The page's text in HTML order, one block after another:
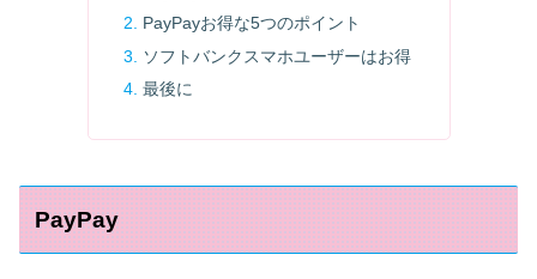
PayPayお得な5つのポイント
ソフトバンクスマホユーザーはお得
最後に
PayPay